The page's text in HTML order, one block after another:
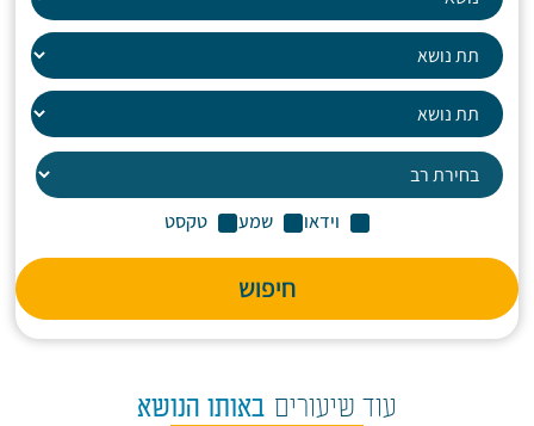
וידאו שמע טקסט
חיפוש
עוד שיעורים באותו הנושא